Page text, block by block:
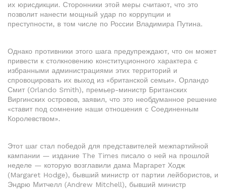
их юрисдикции. Сторонники этой меры считают, что это
позволит нанести мощный удар по коррупции и
преступности, в том числе по России Владимира Путина.
Однако противники этого шага предупреждают, что он может
привести к столкновению конституционного характера с
избранными администрациями этих территорий и
спровоцировать их выход из «британской семьи». Орландо
Смит (Orlando Smith), премьер-министр Британских
Виргинских островов, заявил, что это необдуманное решение
«ставит под сомнение наши отношения с Соединенным
Королевством».
Этот шаг стал победой для представителей межпартийной
кампании — издание The Times писало о ней на прошлой
неделе — которую возглавили дама Маргарет Ходж
(Margaret Hodge), бывший министр от партии лейбористов, и
Эндрю Митчелл (Andrew Mitchell), бывший министр